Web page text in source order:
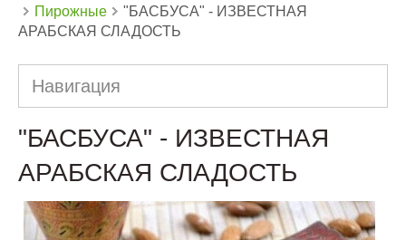
СЕГОДНЯ: 39142 РЕЦЕПТА
Пирожные
"БАСБУСА" - ИЗВЕСТНАЯ
АРАБСКАЯ СЛАДОСТЬ
Навигация
"БАСБУСА" - ИЗВЕСТНАЯ
АРАБСКАЯ СЛАДОСТЬ